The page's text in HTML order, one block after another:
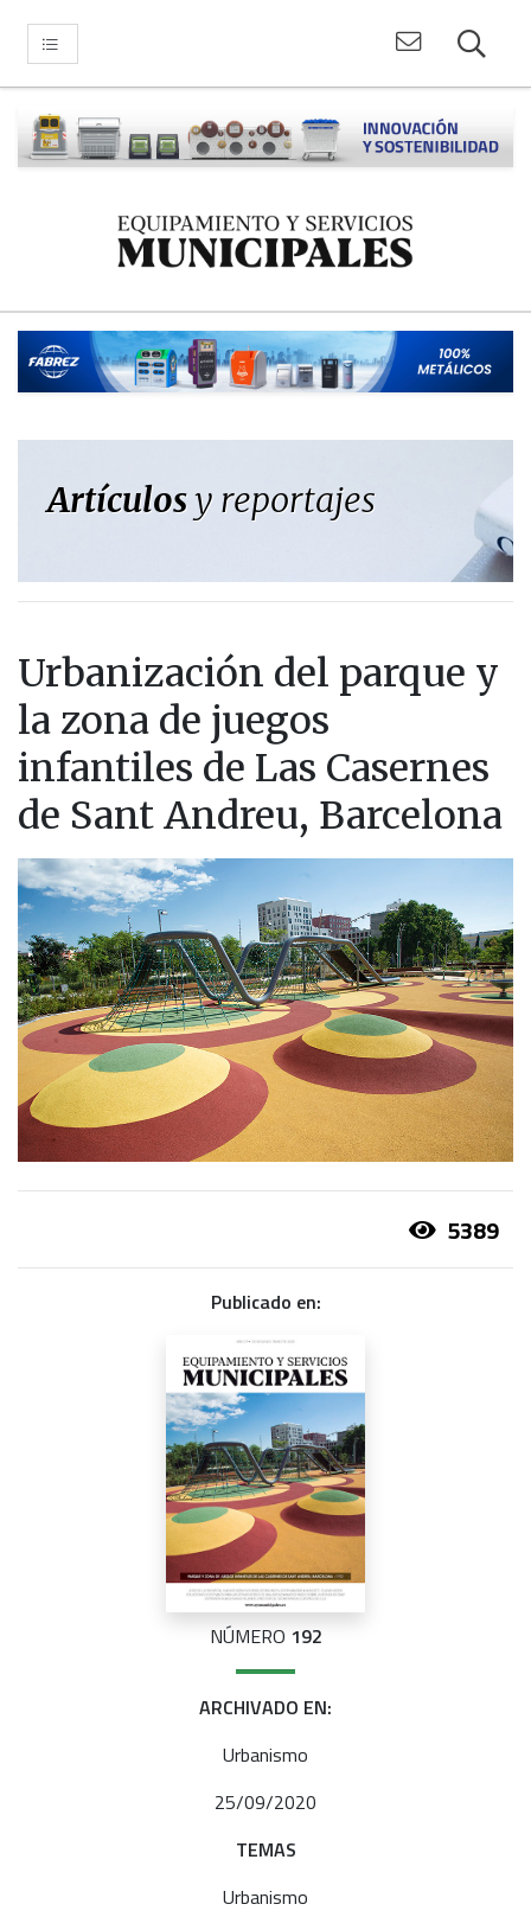
Artículosy reportajes
Urbanización del parque y
la zona de juegos
infantiles de Las Casernes
de Sant Andreu, Barcelona
5389
Publicado en:
NÚMERO 192
ARCHIVADO EN:
Urbanismo
25/09/2020
TEMAS
Urbanismo